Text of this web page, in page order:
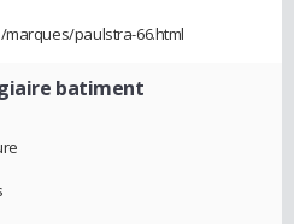
paulstra-66.html
batiment